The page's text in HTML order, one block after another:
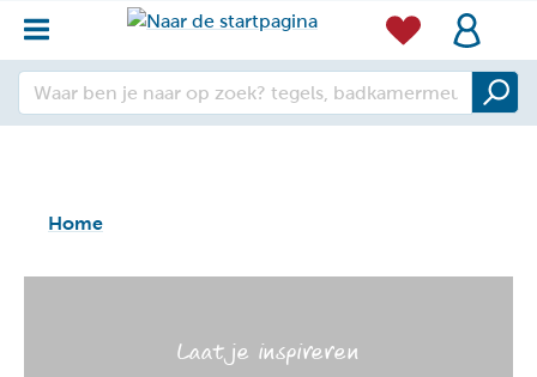
Home
Laat je inspireren